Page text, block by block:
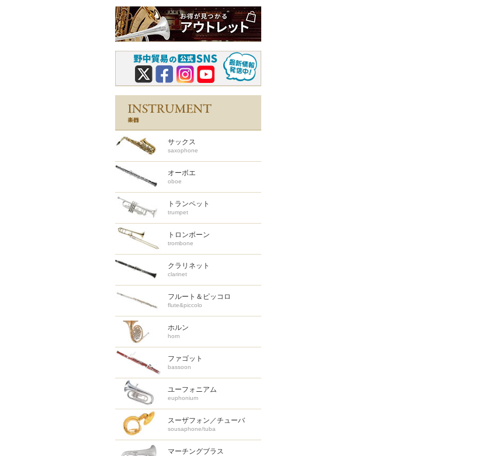
サックス
saxophone
オーボエ
oboe
トランペット
trumpet
トロンボーン
trombone
クラリネット
clarinet
フルート＆ピッコロ
flute&piccolo
ホルン
horn
ファゴット
bassoon
ユーフォニアム
euphonium
スーザフォン／チューバ
sousaphone/tuba
マーチングブラス